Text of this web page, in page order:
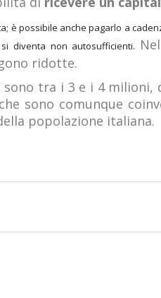
è possibile anche pagarlo a
diventa non autosufficienti.
ridotte.
tra i 3 e i 4 milioni,
sono comunque
popolazione italiana.